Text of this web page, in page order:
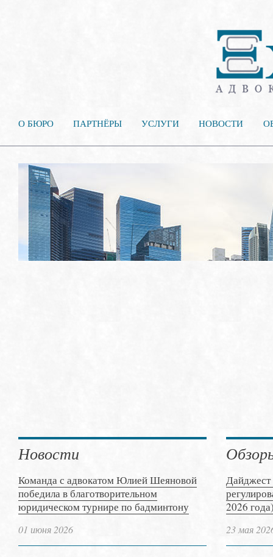
О БЮРО ПАРТНЁРЫ УСЛУГИ НОВОСТИ
Новости
Команда с адвокатом Юлией Шеяновой
победила в благотворительном
юридическом турнире по бадминтону
01 июня 2026
Дайджест
2026
23 мая